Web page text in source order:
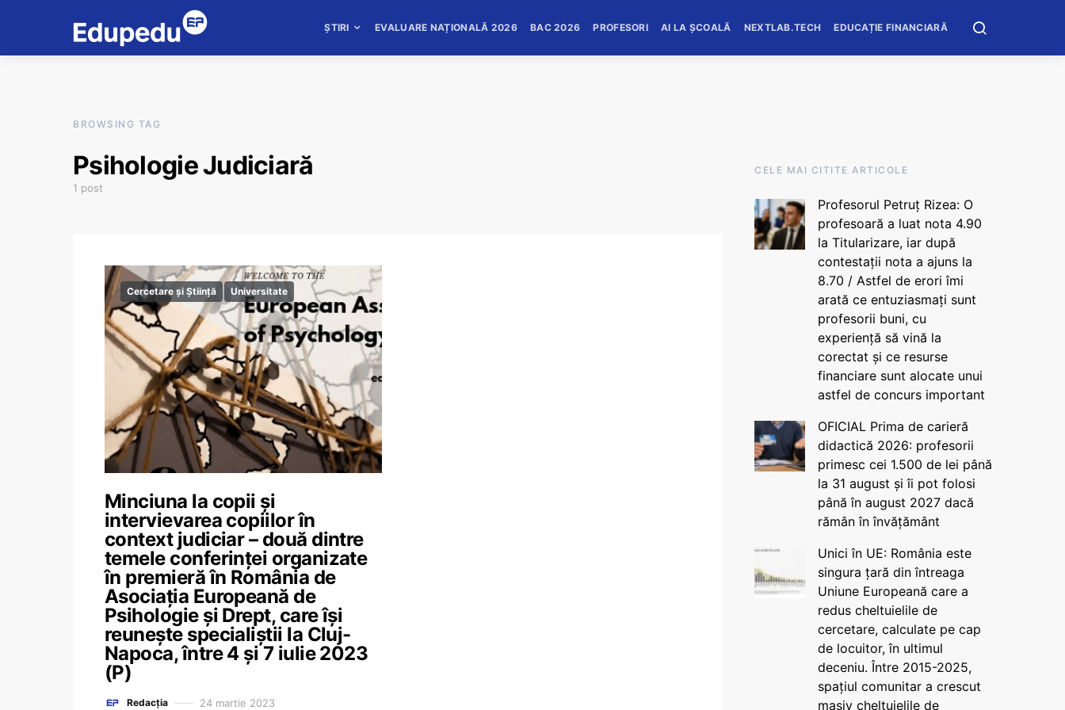
ȘTIRI EVALUARE NAȚIONALĂ 2026 BAC 2026 PROFESORI AI LA ȘCOALĂ NEXTLAB.TECH EDUCAȚIE FINANCIARĂ
BROWSING TAG
Psihologie Judiciară
1 post
Cercetare și Știință Universitate
Minciuna la copii și
intervievarea copiilor în
context judiciar – două dintre
temele conferinței organizate
în premieră în România de
Asociația Europeană de
Psihologie și Drept, care își
reunește specialiștii la Cluj-
Napoca, între 4 și 7 iulie 2023
(P)
Redacția 24 martie 2023
CELE MAI CITITE ARTICOLE
Profesorul Petruț Rizea: O
profesoară a luat nota 4.90
la Titularizare, iar după
contestații nota a ajuns la
8.70 / Astfel de erori îmi
arată ce entuziasmați sunt
profesorii buni, cu
experiență să vină la
corectat și ce resurse
financiare sunt alocate unui
astfel de concurs important
OFICIAL Prima de carieră
didactică 2026: profesorii
primesc cei 1.500 de lei până
la 31 august și îi pot folosi
până în august 2027 dacă
rămân în învățământ
Unici în UE: România este
singura țară din întreaga
Uniune Europeană care a
redus cheltuielile de
cercetare, calculate pe cap
de locuitor, în ultimul
deceniu. Între 2015-2025,
spațiul comunitar a crescut
masiv cheltuielile de